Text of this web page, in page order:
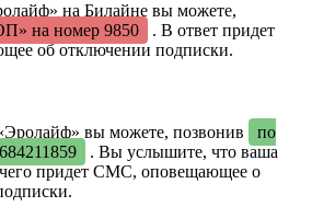
на Билайне вы можете,
на номер 9850
. В ответ придет
об отключении подписки.
вы можете, позвонив
по
. Вы услышите, что ваша
чего придет СМС, оповещающее о